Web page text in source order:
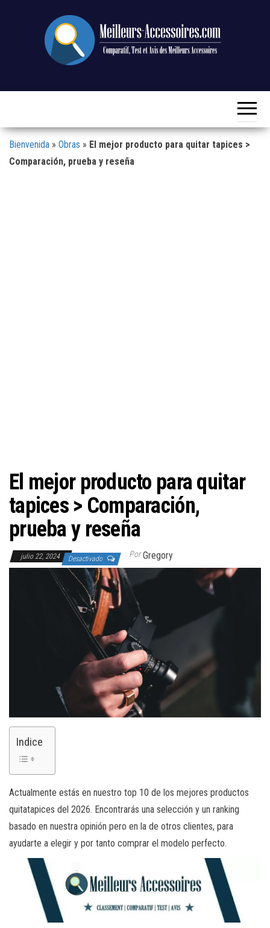
Prueba y
Accesorios
Bienvenida » Obras » El mejor producto para quitar tapices >
Comparación, prueba y reseña
El mejor producto para quitar
tapices > Comparación,
prueba y reseña
julio 22, 2024 Desactivado Por Gregory
Indice
Actualmente estás en nuestro top 10 de los mejores productos
quitatapices del 2026. Encontrarás una selección y un ranking
basado en nuestra opinión pero en la de otros clientes, para
ayudarte a elegir y por tanto comprar el modelo perfecto.